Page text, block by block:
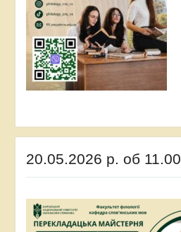
20.05.2026 р. об 11.00